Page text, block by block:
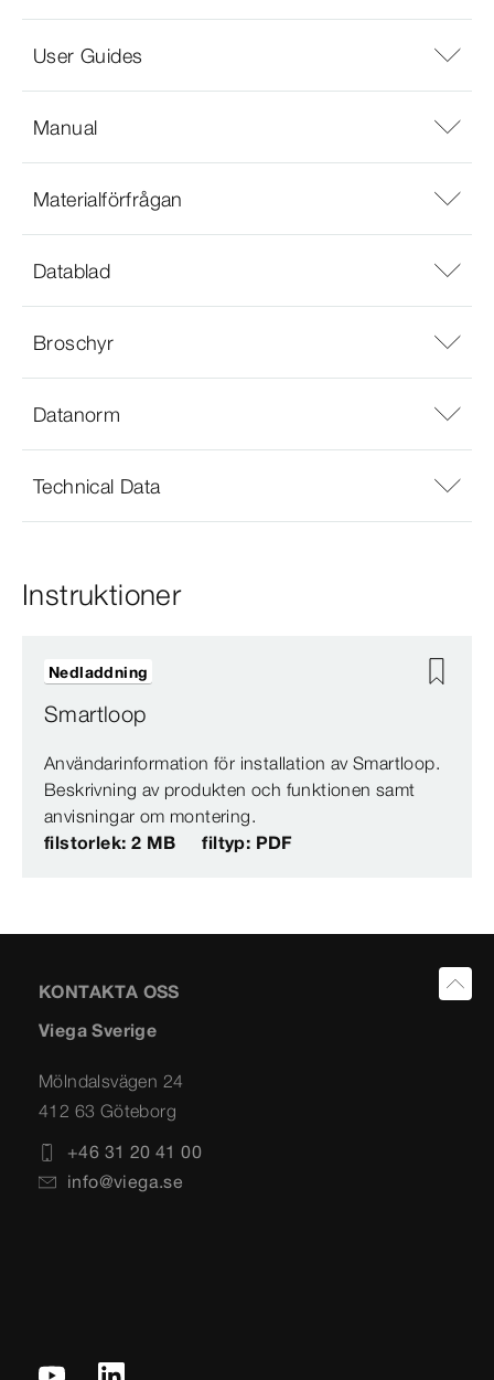
User Guides
Manual
Materialförfrågan
Datablad
Broschyr
Datanorm
Technical Data
Instruktioner
Smartloop
Användarinformation för installation av Smartloop.
Beskrivning av produkten och funktionen samt
anvisningar om montering.
filstorlek: 2 MB
filtyp: PDF
Nedladdning
KONTAKTA OSS
Viega Sverige
Mölndalsvägen 24
412 63 Göteborg
+46 31 20 41 00
info@viega.se